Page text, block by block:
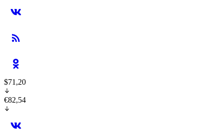
$71,20
€82,54